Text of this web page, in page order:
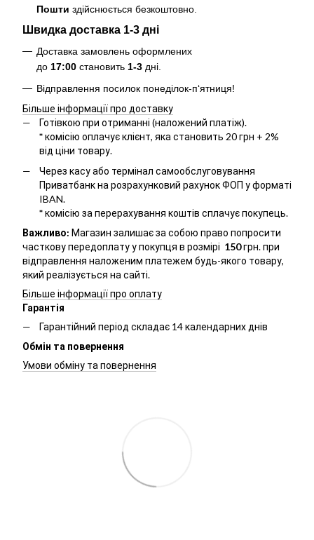
Пошти здійснюється безкоштовно
Швидка доставка 1-3 дні
Доставка замовлень оформлених
до 17:00 становить 1-3 дні.
Відправлення посилок понеділок-п‘ятниця!
Більше інформації про доставку
Готівкою при отриманні (наложений платіж).
*комісію оплачує клієнт, яка становить 20 грн + 2%
від ціни товару.
Через касу або термінал самообслуговування
Приватбанк на розрахунковий рахунок ФОП у форматі
IBAN.
*комісію за перерахування коштів сплачує покупець.
Важливо: Магазин залишає за собою право попросити
часткову передоплату у покупця в розмірі 150грн. при
відправлення наложеним платежем будь-якого товару,
який реалізується на сайті.
Більше інформації про оплату
Гарантія
Гарантійний період складає 14 календарних днів
Обмін та повернення
Умови обміну та повернення